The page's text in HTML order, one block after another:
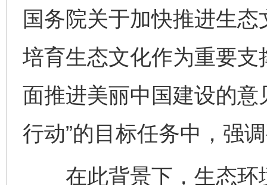
国务院关于加快推进生
培育生态文化作为重要
面推进美丽中国建设的意
行动”的目标任务中，强
在此背景下，生态环